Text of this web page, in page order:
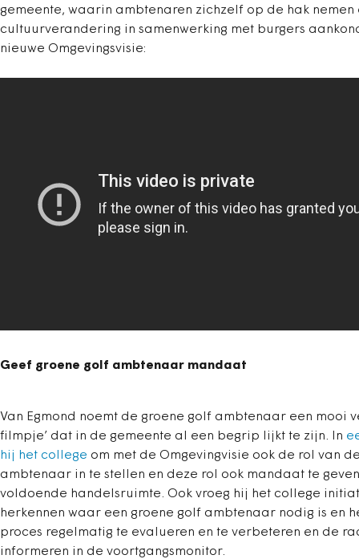
gemeente, waarin ambtenaren zichzelf op de hak nemen
cultuurverandering in samenwerking met burgers
nieuwe Omgevingsvisie:
Geef groene golf ambtenaar mandaat
Van Egmond noemt de groene golf ambtenaar een mooi
filmpje’ dat in de gemeente al een begrip lijkt te zijn. In
hij het college om met de Omgevingvisie ook de rol van
ambtenaar in te stellen en deze rol ook mandaat te
voldoende handelsruimte. Ook vroeg hij het college
herkennen waar een groene golf ambtenaar nodig is en
proces regelmatig te evalueren en te verbeteren en de
informeren in de voortgangsmonitor.